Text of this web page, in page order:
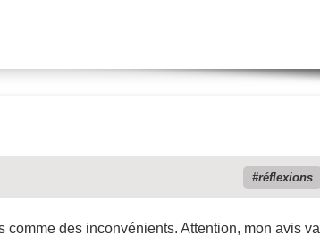
réflexions
comme des inconvénients. Attention, mon avis va